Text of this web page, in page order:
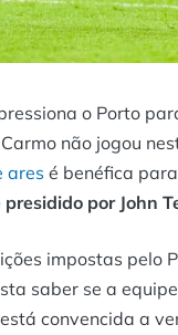
o Porto
não jogou
ares é benéfica
por John
impostas pelo
saber se a
convencida a